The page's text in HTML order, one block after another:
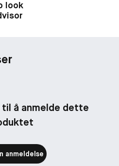
look
å anmelde dette
anmeldelse